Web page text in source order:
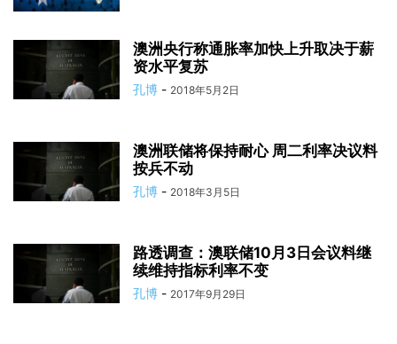
澳洲央行称通胀率加快上升取决于薪
资水平复苏
孔博 - 2018年5月2日
澳洲联储将保持耐心 周二利率决议料
按兵不动
孔博 - 2018年3月5日
路透调查：澳联储10月3日会议料继
续维持指标利率不变
孔博 - 2017年9月29日